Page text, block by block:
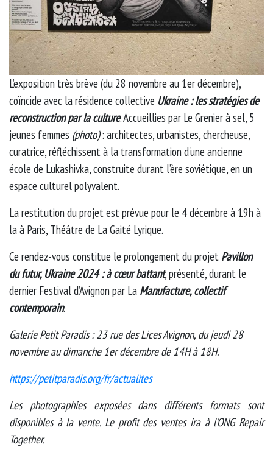
L’exposition très brève (du 28 novembre au 1er décembre),
coïncide avec la résidence collective Ukraine : les stratégies de
reconstruction par la culture. Accueillies par Le Grenier à sel, 5
jeunes femmes (photo): architectes, urbanistes, chercheuse,
curatrice, réfléchissent à la transformation d'une ancienne
école de Lukashivka, construite durant l’ère soviétique, en un
espace culturel polyvalent.
La restitution du projet est prévue pour le 4 décembre à 19h à
la à Paris, Théâtre de La Gaité Lyrique.
Ce rendez-vous constitue le prolongement du projet Pavillon
du futur, Ukraine 2024 : à cœur battant, présenté, durant le
dernier Festival d’Avignon par La Manufacture, collectif
contemporain.
Galerie Petit Paradis : 23 rue des Lices Avignon, du jeudi 28
novembre au dimanche 1er décembre de 14H à 18H.
https://petitparadis.org/fr/actualites
Les photographies exposées dans différents formats sont
disponibles à la vente. Le profit des ventes ira à l'ONG Repair
Together.